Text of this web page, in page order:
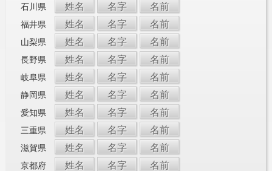
石川県 姓名 名字 名前
福井県 姓名 名字 名前
山梨県 姓名 名字 名前
長野県 姓名 名字 名前
岐阜県 姓名 名字 名前
静岡県 姓名 名字 名前
愛知県 姓名 名字 名前
三重県 姓名 名字 名前
滋賀県 姓名 名字 名前
京都府 姓名 名字 名前